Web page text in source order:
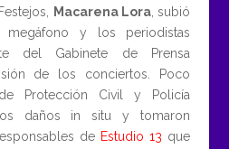
Macarena Lora, subió
y los periodistas
del Gabinete de Prensa
de los conciertos. Poco
Protección Civil y Policía
daños in situ y tomaron
de Estudio 13 que